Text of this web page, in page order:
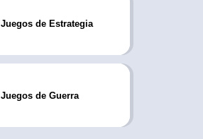
Juegos de Estrategia
Juegos de Guerra